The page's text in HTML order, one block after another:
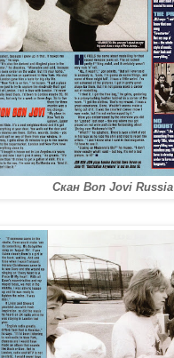
Скан Bon Jovi Russia